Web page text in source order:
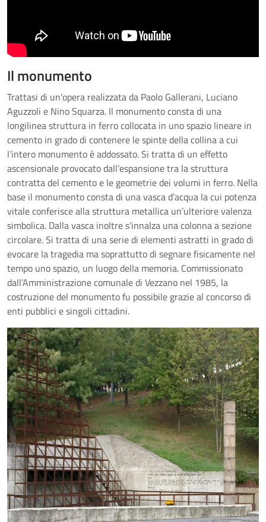
Il monumento
Trattasi di un’opera realizzata da Paolo Gallerani, Luciano
Aguzzoli e Nino Squarza. Il monumento consta di una
longilinea struttura in ferro collocata in uno spazio lineare in
cemento in grado di contenere le spinte della collina a cui
l’intero monumento è addossato. Si tratta di un effetto
ascensionale provocato dall’espansione tra la struttura
contratta del cemento e le geometrie dei volumi in ferro. Nella
base il monumento consta di una vasca d’acqua la cui potenza
vitale conferisce alla struttura metallica un’ulteriore valenza
simbolica. Dalla vasca inoltre s’innalza una colonna a sezione
circolare. Si tratta di una serie di elementi astratti in grado di
evocare la tragedia ma soprattutto di segnare fisicamente nel
tempo uno spazio, un luogo della memoria. Commissionato
dall’Amministrazione comunale di Vezzano nel 1985, la
costruzione del monumento fu possibile grazie al concorso di
enti pubblici e singoli cittadini.